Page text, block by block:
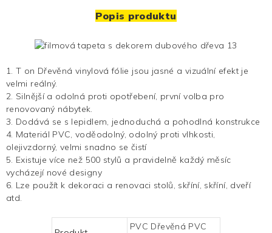
Popis produktu
1. T on Dřevěná vinylová fólie jsou jasné a vizuální efekt je
velmi reálný.
2. Silnější a odolná proti opotřebení, první volba pro
renovovaný nábytek.
3. Dodává se s lepidlem, jednoduchá a pohodlná konstrukce
4. Materiál PVC, voděodolný, odolný proti vlhkosti,
olejivzdorný, velmi snadno se čistí
5. Existuje více než 500 stylů a pravidelně každý měsíc
vycházejí nové designy
6. Lze použít k dekoraci a renovaci stolů, skříní, skříní, dveří
atd.
PVC Dřevěná PVC